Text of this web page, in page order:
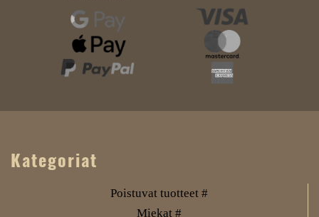
Kategoriat
Poistuvat tuotteet #
Miekat #